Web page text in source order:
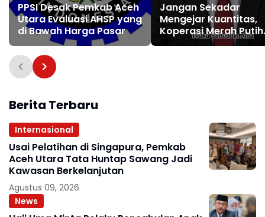
PPSI Desak Pemkab Aceh
Utara Evaluasi AHSP yang
di Bawah Harga Pasar
Jangan Sekadar
Mengejar Kuantitas,
Koperasi Merah Putih
Harus Menjadi
Berita Terbaru
Internasional
Usai Pelatihan di Singapura, Pemkab
Aceh Utara Tata Huntap Sawang Jadi
Kawasan Berkelanjutan
Agustus 09, 2026
News